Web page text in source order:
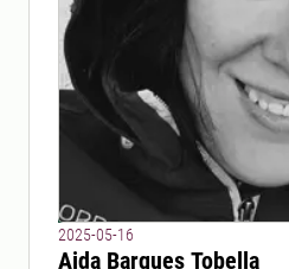
2025-05-16
Aida Bargues Tobella